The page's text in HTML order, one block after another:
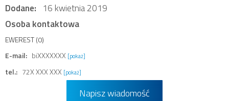
Dodane: 16 kwietnia 2019
Osoba kontaktowa
EWEREST (0)
E-mail: biXXXXXXX [pokaż]
tel.: 72X XXX XXX [pokaż]
Napisz wiadomość